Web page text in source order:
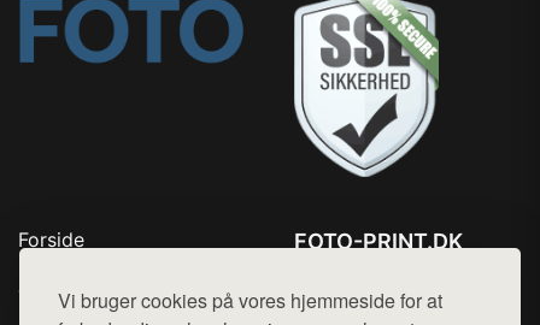
Vi bruger cookies på vores hjemmeside for at
Forside
Top Rabatter
FOTO-PRINT.DK